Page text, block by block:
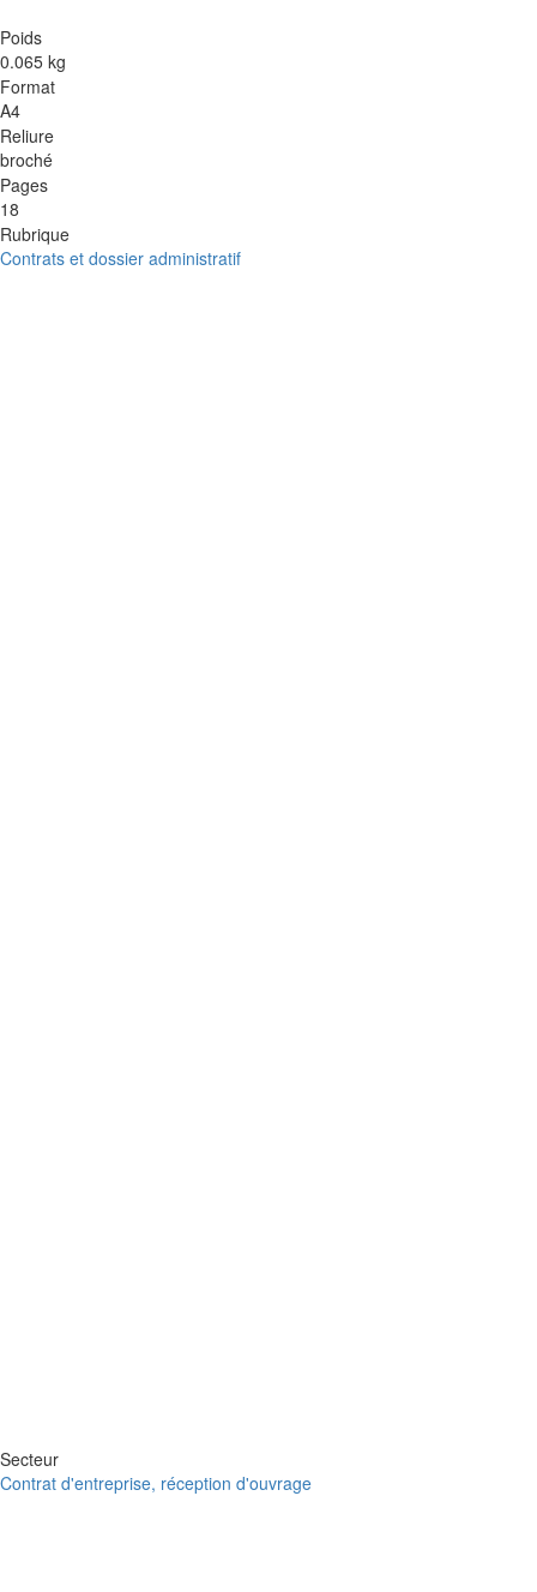
Poids
0.065 kg
Format
A4
Reliure
broché
Pages
18
Rubrique
Contrats et dossier administratif
Secteur
Contrat d'entreprise, réception d'ouvrage